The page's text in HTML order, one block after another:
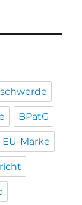
BPatG
EU-Marke